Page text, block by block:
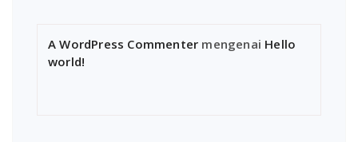
A WordPress Commenter mengenai Hello
world!